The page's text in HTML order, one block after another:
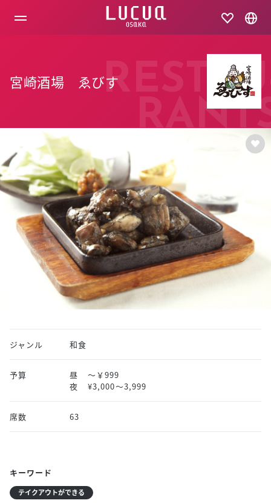
宮崎酒場 ゑびす
ジャンル 和食
予算 昼
～￥999
夜
¥3,000〜3,999
席数 63
キーワード
テイクアウトができる